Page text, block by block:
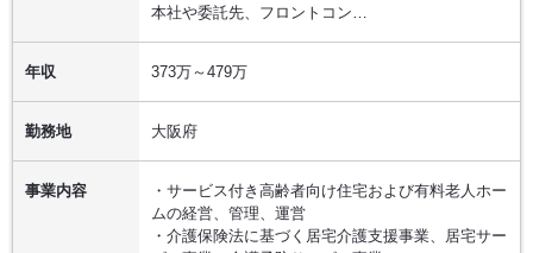
本社や委託先、フロントコン…
年収 373万～479万
勤務地 大阪府
事業内容
・サービス付き高齢者向け住宅および有料老人ホー
ムの経営、管理、運営
・介護保険法に基づく居宅介護支援事業、居宅サー